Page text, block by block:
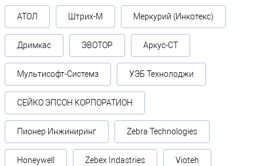
АТОЛ Штрих-М Меркурий (Инкотекс)
Дримкас ЭВОТОР Аркус-СТ
Мультисофт-Системз УЭБ Технолоджи
СЕЙКО ЭПСОН КОРПОРАТИОН
Пионер Инжиниринг Zebra Technologies
Honeywell Zebex Indastries Vioteh